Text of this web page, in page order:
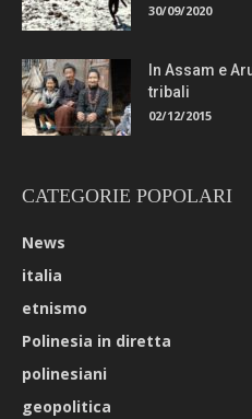
30/09/2020
In Assam e
tribali
02/12/2015
CATEGORIE POPOLARI
News
italia
etnismo
Polinesia in diretta
polinesiani
geopolitica